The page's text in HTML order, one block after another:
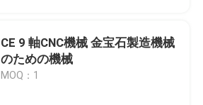
CE 9 軸CNC機械 金宝石製造機械
のための機械
MOQ：1